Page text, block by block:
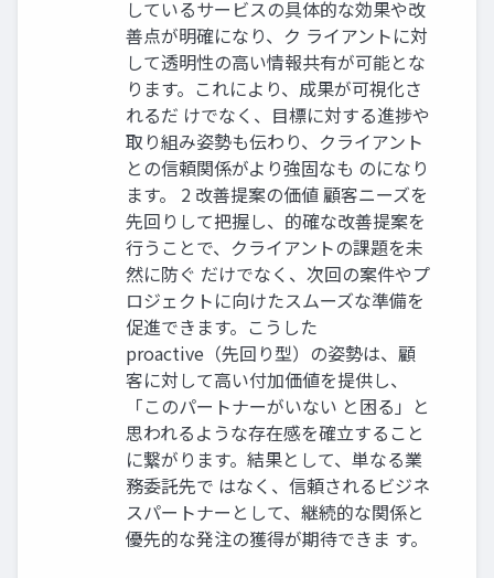
しているサービスの具体的な効果や改
善点が明確になり、ク ライアントに対
して透明性の高い情報共有が可能とな
ります。これにより、成果が可視化さ
れるだ けでなく、目標に対する進捗や
取り組み姿勢も伝わり、クライアント
との信頼関係がより強固なも のになり
ます。 2 改善提案の価値 顧客ニーズを
先回りして把握し、的確な改善提案を
行うことで、クライアントの課題を未
然に防ぐ だけでなく、次回の案件やプ
ロジェクトに向けたスムーズな準備を
促進できます。こうした
proactive（先回り型）の姿勢は、顧
客に対して高い付加価値を提供し、
「このパートナーがいない と困る」と
思われるような存在感を確立すること
に繋がります。結果として、単なる業
務委託先で はなく、信頼されるビジネ
スパートナーとして、継続的な関係と
優先的な発注の獲得が期待できま す。